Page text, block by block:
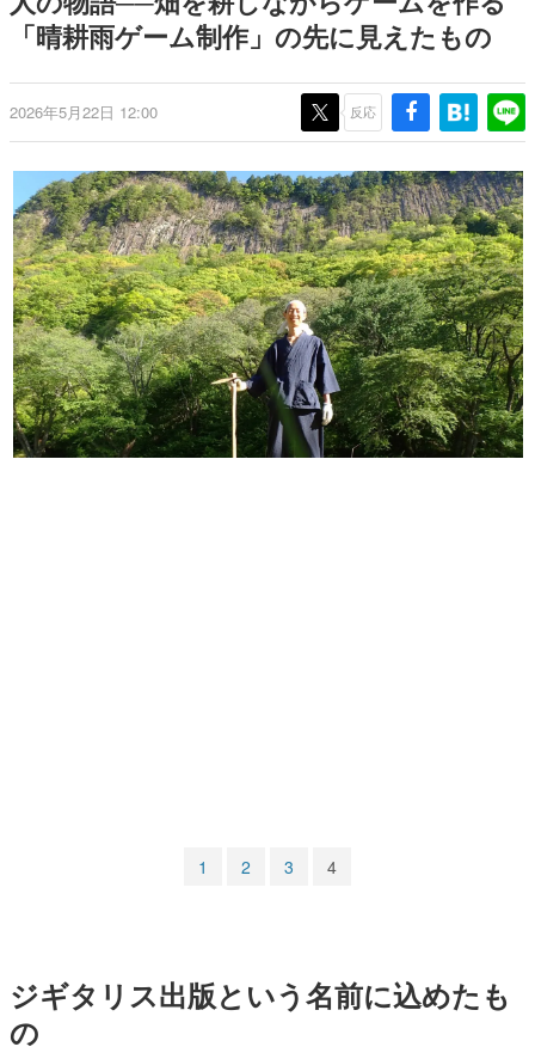
の形をした短編ホラー小説集です。
これからのデジタルゲーム市場を担う若きクリエイター達
の姿を追い、彼らのルーツと情熱を探っていきます。
ゲームに多大な影響を受けた作家さんに取材し、ゲームが
日本のコンテンツ産業やカルチャーに与えた影響を探る企
画です。
日本モバイルゲーム産業史
日本のモバイルゲーム史における主要なトピック・タイト
ルを網羅するほか、開発者へのインタビューや識者による
解説を掲載。約20年の歴史が一望できる決定版！
若ゲのいたり〜ゲームクリエイターの青春〜
『うつヌケ』『ペンと箸』等で知られるマンガ家・田中圭
一先生によるゲーム業界レポートマンガです。
なんでゲームは面白い？
運営：株式会社マレ
「晴耕雨ゲーム制作」の先に見えたもの
2026年5月22日 12:00 反応
1 2 3 4
ジギタリス出版という名前に込めたも
の